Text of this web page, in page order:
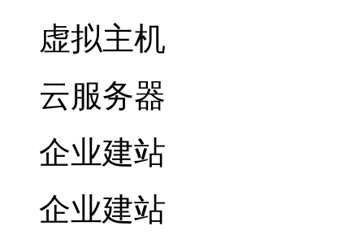
虚拟主机
云服务器
企业建站
企业建站